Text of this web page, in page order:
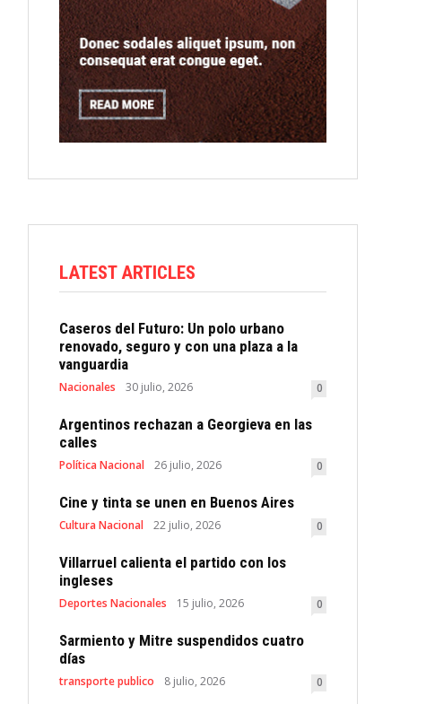
LATEST ARTICLES
Caseros del Futuro: Un polo urbano
renovado, seguro y con una plaza a la
vanguardia
Nacionales 30 julio, 2026 0
Argentinos rechazan a Georgieva en las
calles
Política Nacional 26 julio, 2026 0
Cine y tinta se unen en Buenos Aires
Cultura Nacional 22 julio, 2026 0
Villarruel calienta el partido con los
ingleses
Deportes Nacionales 15 julio, 2026 0
Sarmiento y Mitre suspendidos cuatro
días
transporte publico 8 julio, 2026 0